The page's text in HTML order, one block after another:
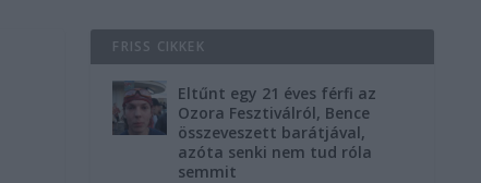
FRISS CIKKEK
Eltűnt egy 21 éves férfi az
Ozora Fesztiválról, Bence
összeveszett barátjával,
azóta senki nem tud róla
semmit